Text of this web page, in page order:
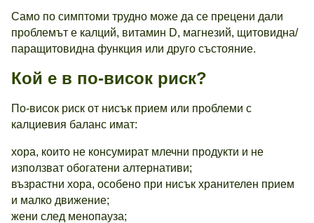
Само по симптоми трудно може да се прецени дали
проблемът е калций, витамин D, магнезий, щитовидна/
паращитовидна функция или друго състояние.
Кой е в по-висок риск?
По-висок риск от нисък прием или проблеми с
калциевия баланс имат:
хора, които не консумират млечни продукти и не
използват обогатени алтернативи;
възрастни хора, особено при нисък хранителен прием
и малко движение;
жени след менопауза;